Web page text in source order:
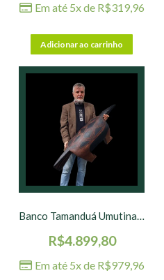
Em até 5x de R$319,96
Adicionar ao carrinho
Banco Tamanduá Umutina – 117 x 32 x 38 cm
R$4.899,80
Em até 5x de R$979,96